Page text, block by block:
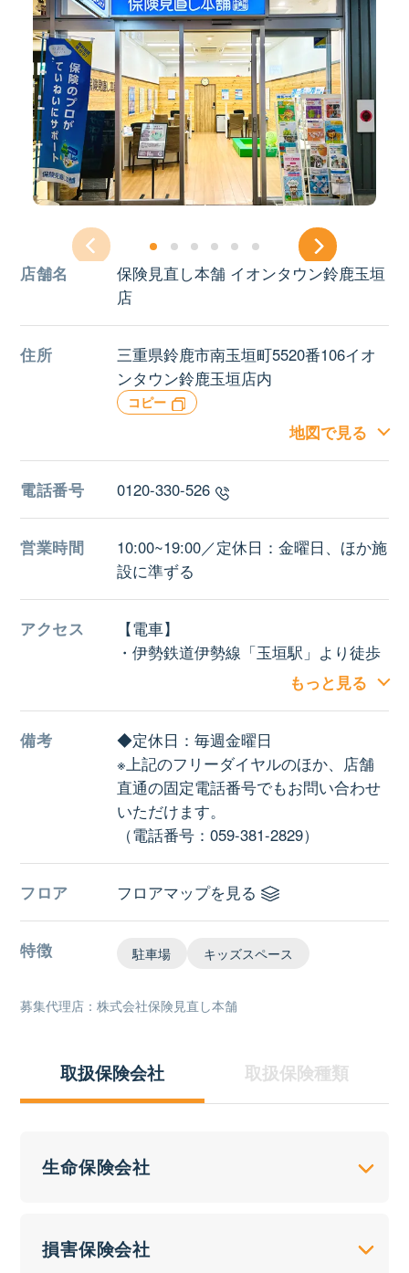
店舗名
保険見直し本舗 イオンタウン鈴鹿玉垣
店
住所
三重県鈴鹿市南玉垣町5520番106イオ
ンタウン鈴鹿玉垣店内
コピー
地図で見る
電話番号 0120-330-526
営業時間
10:00~19:00／定休日：金曜日、ほか施
設に準ずる
アクセス
【電車】
・伊勢鉄道伊勢線「玉垣駅」より徒歩
り三重交通バス「玉垣」下車後、徒歩
約3分
施設駐車場：約530台
もっと見る
備考
◆定休日：毎週金曜日
※上記のフリーダイヤルのほか、店舗
直通の固定電話番号でもお問い合わせ
いただけます。
（電話番号：059-381-2829）
フロア フロアマップを見る
特徴 駐車場 キッズスペース
募集代理店：株式会社保険見直し本舗
取扱保険会社 取扱保険種類
生命保険会社
損害保険会社